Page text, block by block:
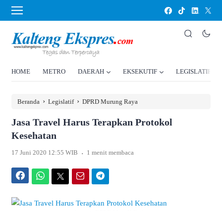
HOME METRO DAERAH EKSEKUTIF LEGISLATIF
Beranda › Legislatif › DPRD Murung Raya
Jasa Travel Harus Terapkan Protokol
Kesehatan
17 Juni 2020 12:55 WIB . 1 menit membaca